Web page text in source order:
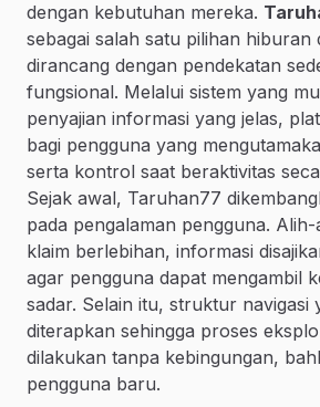
dengan kebutuhan mereka.
sebagai salah satu pilihan hiburan
dirancang dengan pendekatan
fungsional. Melalui sistem yang
penyajian informasi yang jelas,
bagi pengguna yang
serta kontrol saat beraktivitas
Sejak awal, Taruhan77
pada pengalaman pengguna.
klaim berlebihan, informasi
agar pengguna dapat mengambil
sadar. Selain itu, struktur navigasi
diterapkan sehingga proses
dilakukan tanpa kebingungan,
pengguna baru.